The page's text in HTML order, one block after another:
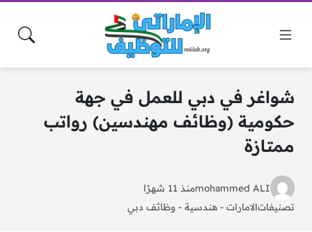
شواغر في دبي للعمل في جهة
حكومية (وظائف مهندسين) رواتب
ممتازة
mohammed ALIمنذ 11 شهرًا
تصنيفاتالامارات - هندسية - وظائف دبي